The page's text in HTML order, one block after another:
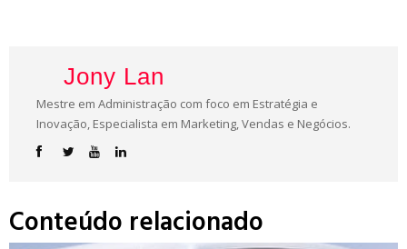
Jony Lan
Mestre em Administração com foco em Estratégia e
Inovação, Especialista em Marketing, Vendas e Negócios.
Conteúdo relacionado